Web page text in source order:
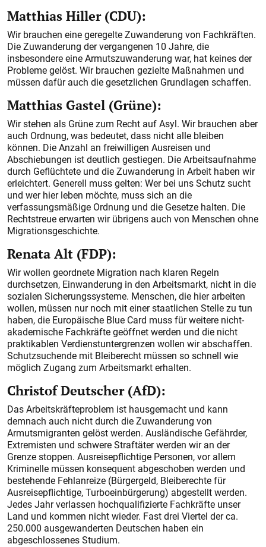
Matthias Hiller (CDU):
Wir brauchen eine geregelte Zuwanderung von Fachkräften.
Die Zuwanderung der vergangenen 10 Jahre, die
insbesondere eine Armutszuwanderung war, hat keines der
Probleme gelöst. Wir brauchen gezielte Maßnahmen und
müssen dafür auch die gesetzlichen Grundlagen schaffen.
Matthias Gastel (Grüne):
Wir stehen als Grüne zum Recht auf Asyl. Wir brauchen aber
auch Ordnung, was bedeutet, dass nicht alle bleiben
können. Die Anzahl an freiwilligen Ausreisen und
Abschiebungen ist deutlich gestiegen. Die Arbeitsaufnahme
durch Geflüchtete und die Zuwanderung in Arbeit haben wir
erleichtert. Generell muss gelten: Wer bei uns Schutz sucht
und wer hier leben möchte, muss sich an die
verfassungsmäßige Ordnung und die Gesetze halten. Die
Rechtstreue erwarten wir übrigens auch von Menschen ohne
Migrationsgeschichte.
Renata Alt (FDP):
Wir wollen geordnete Migration nach klaren Regeln
durchsetzen, Einwanderung in den Arbeitsmarkt, nicht in die
sozialen Sicherungssysteme. Menschen, die hier arbeiten
wollen, müssen nur noch mit einer staatlichen Stelle zu tun
haben, die Europäische Blue Card muss für weitere nicht-
akademische Fachkräfte geöffnet werden und die nicht
praktikablen Verdienstuntergrenzen wollen wir abschaffen.
Schutzsuchende mit Bleiberecht müssen so schnell wie
möglich Zugang zum Arbeitsmarkt erhalten.
Christof Deutscher (AfD):
Das Arbeitskräfteproblem ist hausgemacht und kann
demnach auch nicht durch die Zuwanderung von
Armutsmigranten gelöst werden. Ausländische Gefährder,
Extremisten und schwere Straftäter werden wir an der
Grenze stoppen. Ausreisepflichtige Personen, vor allem
Kriminelle müssen konsequent abgeschoben werden und
bestehende Fehlanreize (Bürgergeld, Bleiberechte für
Ausreisepflichtige, Turboeinbürgerung) abgestellt werden.
Jedes Jahr verlassen hochqualifizierte Fachkräfte unser
Land und kommen nicht wieder. Fast drei Viertel der ca.
250.000 ausgewanderten Deutschen haben ein
abgeschlossenes Studium.